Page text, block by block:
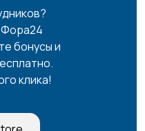
бонусы и
клика!